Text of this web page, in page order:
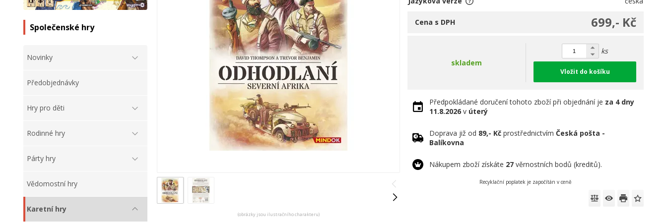
Společenské hry
Novinky
Předobjednávky
Hry pro děti
Rodinné hry
Párty hry
Vědomostní hry
Karetní hry
(obrázky jsou ilustračního charakteru)
699,- Kč
Cena s DPH
skladem
ks
Vložit do košíku
Předpokládané doručení tohoto zboží při objednání je za 4 dny
11.8.2026 v úterý
Doprava již od 89,- Kč prostřednictvímČeská pošta -
Balíkovna
Nákupem zboží získáte 27 věrnostních bodů (kreditů).
Recyklační poplatek je započítán v ceně